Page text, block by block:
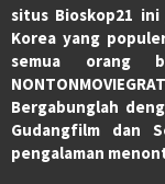
situs Bioskop21 ini
Korea yang
semua orang
Bergabunglah
Gudangfilm dan
pengalaman